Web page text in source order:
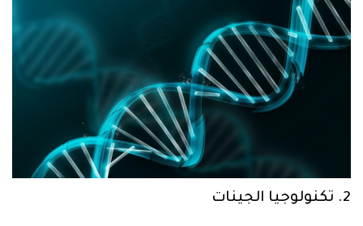
2. تكنولوجيا الجينات